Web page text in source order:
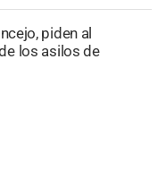
piden al
los asilos de